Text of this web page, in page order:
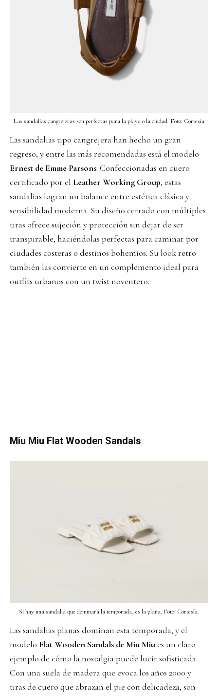
Las sandalias cangrejeras son perfectas para la playa o la ciudad. Foto: Cortesía
Las sandalias tipo cangrejera han hecho un gran
regreso, y entre las más recomendadas está el modelo
Ernest de Emme Parsons. Confeccionadas en cuero
certificado por el Leather Working Group, estas
sandalias logran un balance entre estética clásica y
sensibilidad moderna. Su diseño cerrado con múltiples
tiras ofrece sujeción y protección sin dejar de ser
transpirable, haciéndolas perfectas para caminar por
ciudades costeras o destinos bohemios. Su look retro
también las convierte en un complemento ideal para
outfits urbanos con un twist noventero.
Miu Miu Flat Wooden Sandals
Si hay una sandalia que dominará la temporada, es la plana. Foto: Cortesía.
Las sandalias planas dominan esta temporada, y el
modelo Flat Wooden Sandals de Miu Miues un claro
ejemplo de cómo la nostalgia puede lucir sofisticada.
Con una suela de madera que evoca los años 2000 y
tiras de cuero que abrazan el pie con delicadeza, son